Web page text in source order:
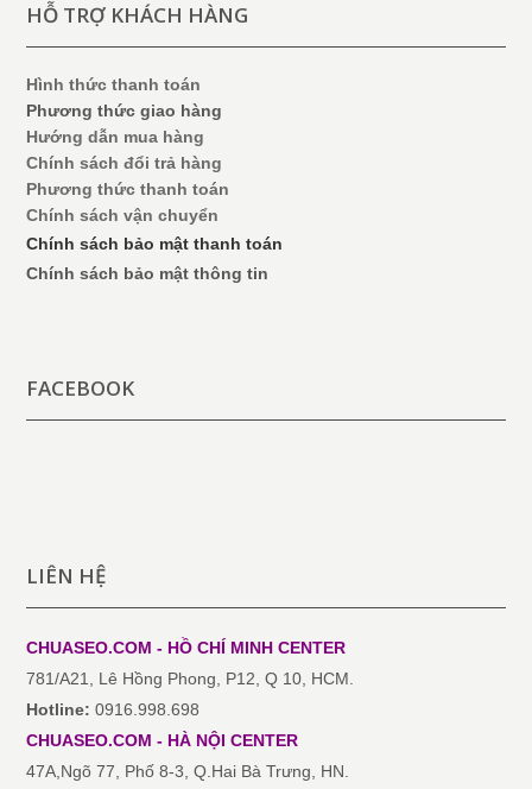
HỖ TRỢ KHÁCH HÀNG
Hình thức thanh toán
Phương thức giao hàng
Hướng dẫn mua hàng
Chính sách đổi trả hàng
Phương thức thanh toán
Chính sách vận chuyển
Chính sách bảo mật thanh toán
Chính sách bảo mật thông tin
FACEBOOK
LIÊN HỆ
CHUASEO.COM - HỒ CHÍ MINHCENTER
781/A21, Lê Hồng Phong, P12, Q 10, HCM.
Hotline: 0916.998.698
CHUASEO.COM - HÀ NỘICENTER
47A,Ngõ 77, Phố 8-3, Q.Hai Bà Trưng, HN.